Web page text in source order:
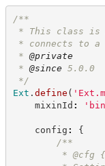
/**
* This class is
* connects to a
* @private
* @since 5.0.0
*/
Ext . define ( '
mixinId : '
config :
{
/**
* @cfg